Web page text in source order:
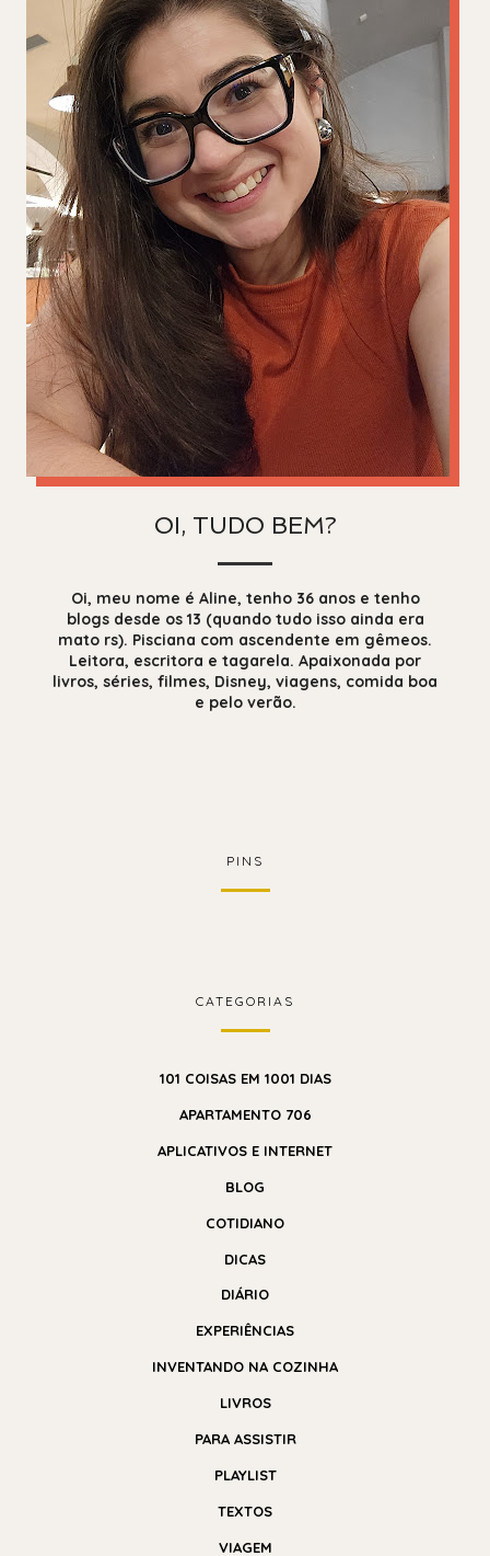
OI, TUDO BEM?
Oi, meu nome é Aline, tenho 36 anos e tenho
blogs desde os 13 (quando tudo isso ainda era
mato rs). Pisciana com ascendente em gêmeos.
Leitora, escritora e tagarela. Apaixonada por
livros, séries, filmes, Disney, viagens, comida boa
e pelo verão.
PINS
CATEGORIAS
101 COISAS EM 1001 DIAS
APARTAMENTO 706
APLICATIVOS E INTERNET
BLOG
COTIDIANO
DICAS
DIÁRIO
EXPERIÊNCIAS
INVENTANDO NA COZINHA
LIVROS
PARA ASSISTIR
PLAYLIST
TEXTOS
VIAGEM